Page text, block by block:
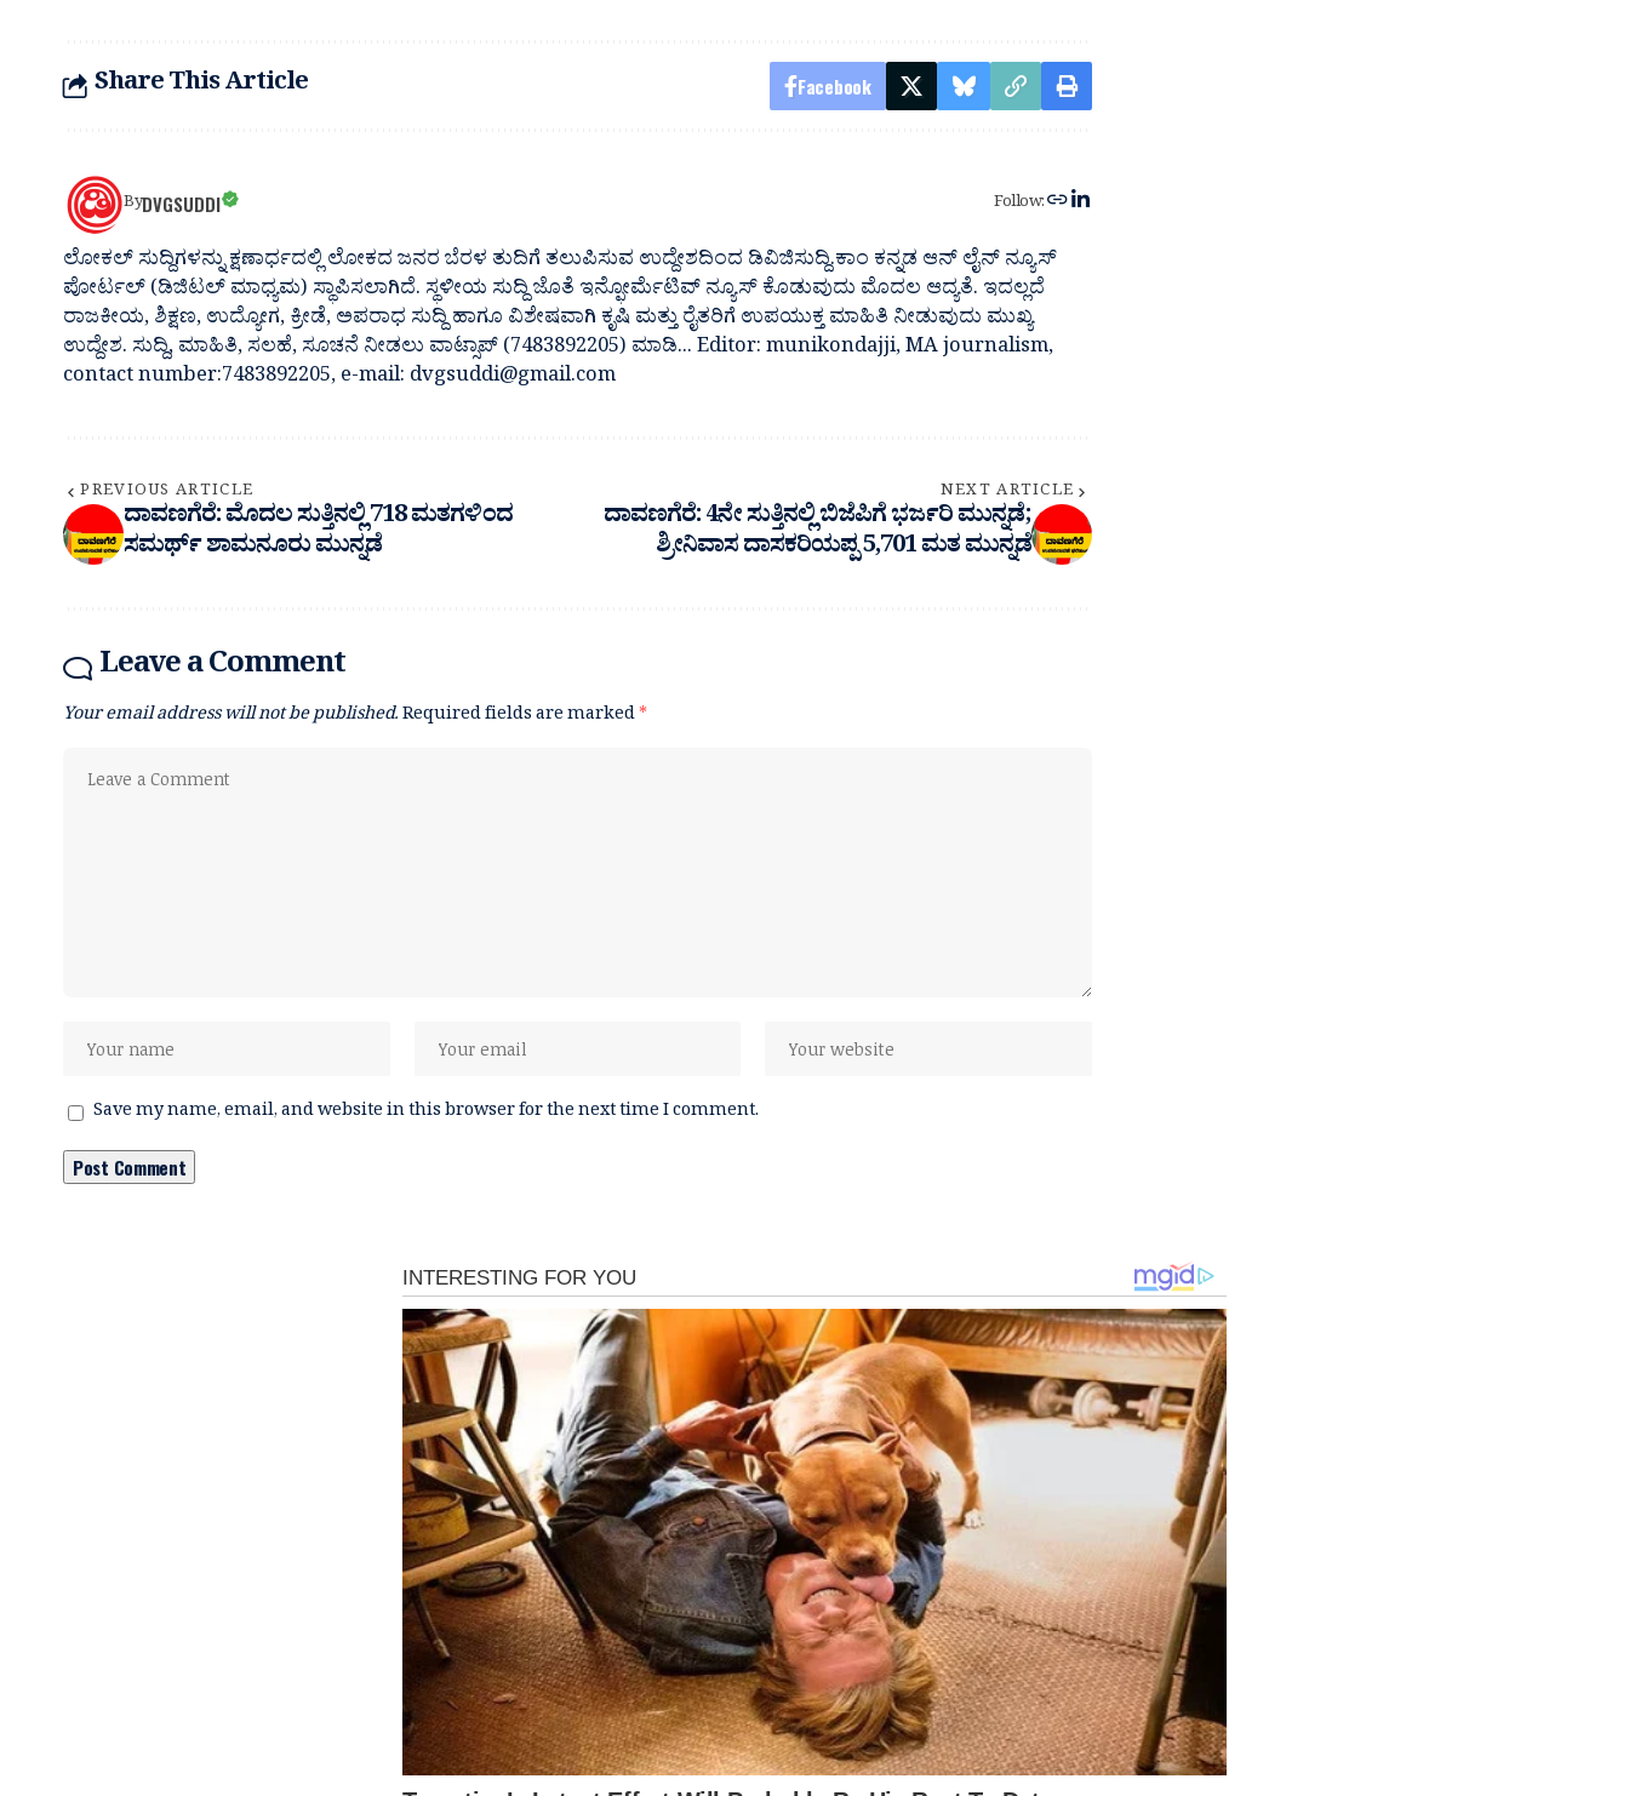
Share This Article Facebook
ByDVGSUDDI Follow:
ಲೋಕಲ್ ಸುದ್ದಿಗಳನ್ನು ಕ್ಷಣಾರ್ಧದಲ್ಲಿ ಲೋಕದ ಜನರ ಬೆರಳ ತುದಿಗೆ ತಲುಪಿಸುವ ಉದ್ದೇಶದಿಂದ ಡಿವಿಜಿಸುದ್ದಿ.ಕಾಂ ಕನ್ನಡ ಆನ್ ಲೈನ್ ನ್ಯೂಸ್
ಪೋರ್ಟಲ್ (ಡಿಜಿಟಲ್ ಮಾಧ್ಯಮ) ಸ್ಥಾಪಿಸಲಾಗಿದೆ. ಸ್ಥಳೀಯ ಸುದ್ದಿ ಜೊತೆ ಇನ್ಫೋರ್ಮೆಟಿವ್ ನ್ಯೂಸ್ ಕೊಡುವುದು ಮೊದಲ ಆದ್ಯತೆ. ಇದಲ್ಲದೆ
ರಾಜಕೀಯ, ಶಿಕ್ಷಣ, ಉದ್ಯೋಗ, ಕ್ರೀಡೆ, ಅಪರಾಧ ಸುದ್ದಿ ಹಾಗೂ ವಿಶೇಷವಾಗಿ ಕೃಷಿ ಮತ್ತು ರೈತರಿಗೆ ಉಪಯುಕ್ತ ಮಾಹಿತಿ ನೀಡುವುದು ಮುಖ್ಯ
ಉದ್ದೇಶ. ಸುದ್ದಿ, ಮಾಹಿತಿ, ಸಲಹೆ, ಸೂಚನೆ ನೀಡಲು ವಾಟ್ಸಾಪ್ (7483892205) ಮಾಡಿ... Editor: munikondajji, MA journalism,
contact number:7483892205, e-mail: dvgsuddi@gmail.com
PREVIOUS ARTICLE
ದಾವಣಗೆರೆ: ಮೊದಲ ಸುತ್ತಿನಲ್ಲಿ 718 ಮತಗಳಿಂದ
ಸಮರ್ಥ್ ಶಾಮನೂರು ಮುನ್ನಡೆ
NEXT ARTICLE
ದಾವಣಗೆರೆ: 4ನೇ ಸುತ್ತಿನಲ್ಲಿ ಬಿಜೆಪಿಗೆ ಭರ್ಜರಿ ಮುನ್ನಡೆ;
ಶ್ರೀನಿವಾಸ ದಾಸಕರಿಯಪ್ಪ 5,701 ಮತ ಮುನ್ನಡೆ
Leave a Comment
Your email address will not be published.Required fields are marked*
Save my name, email, and website in this browser for the next time I comment.